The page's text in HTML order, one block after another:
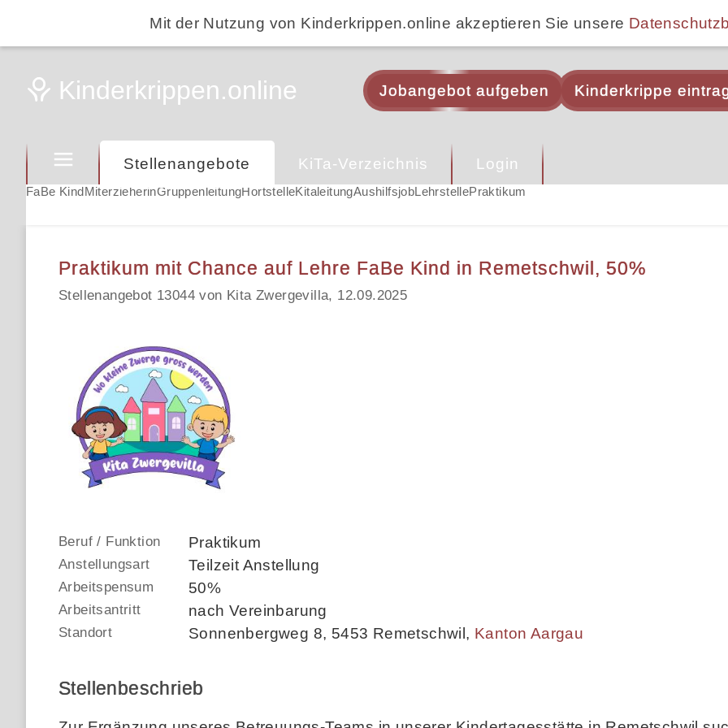
Mit der Nutzung von Kinderkrippen.online akzeptieren Sie unsere
Jobangebot aufgeben Kinderkrippe
Stellenangebote KiTa-Verzeichnis Login
FaBe KindMiterzieherinGruppenleitungHortstelleKitaleitungAushilfsjobLehrstellePraktikum
Praktikum mit Chance auf Lehre FaBe Kind in Remetschwil, 50%
Stellenangebot 13044 von Kita Zwergevilla, 12.09.2025
Beruf / Funktion Praktikum
Anstellungsart Teilzeit Anstellung
Arbeitspensum 50%
Arbeitsantritt nach Vereinbarung
Standort Sonnenbergweg 8, 5453 Remetschwil , Kanton Aargau
Stellenbeschrieb